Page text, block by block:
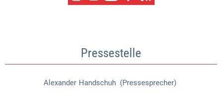
Pressestelle
Alexander Handschuh (Pressesprecher)
Alexander Handschuh